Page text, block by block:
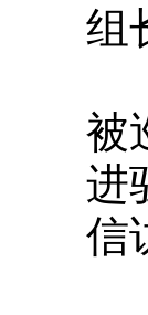
组长
被巡
进驻
信访